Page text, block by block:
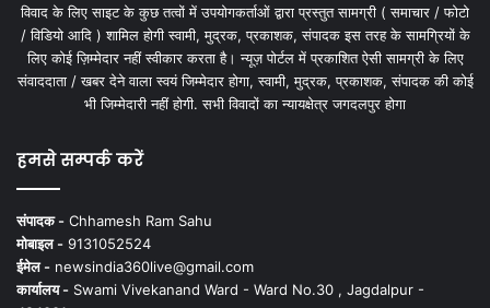
विवाद के लिए साइट के कुछ तत्वों में उपयोगकर्ताओं द्वारा प्रस्तुत सामग्री ( समाचार / फोटो
/ विडियो आदि ) शामिल होगी स्वामी, मुद्रक, प्रकाशक, संपादक इस तरह के सामग्रियों के
लिए कोई ज़िम्मेदार नहीं स्वीकार करता है। न्यूज़ पोर्टल में प्रकाशित ऐसी सामग्री के लिए
संवाददाता / खबर देने वाला स्वयं जिम्मेदार होगा, स्वामी, मुद्रक, प्रकाशक, संपादक की कोई
भी जिम्मेदारी नहीं होगी. सभी विवादों का न्यायक्षेत्र जगदलपुर होगा
हमसे सम्पर्क करें
संपादक - Chhamesh Ram Sahu
मोबाइल - 9131052524
ईमेल - newsindia360live@gmail.com
कार्यालय - Swami Vivekanand Ward - Ward No.30 , Jagdalpur -